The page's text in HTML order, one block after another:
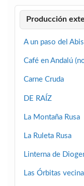
Producción
A un paso del
Café en Andalú
Carne Cruda
DE RAÍZ
La Montaña Rusa
La Ruleta Rusa
Linterna de
Las Órbitas